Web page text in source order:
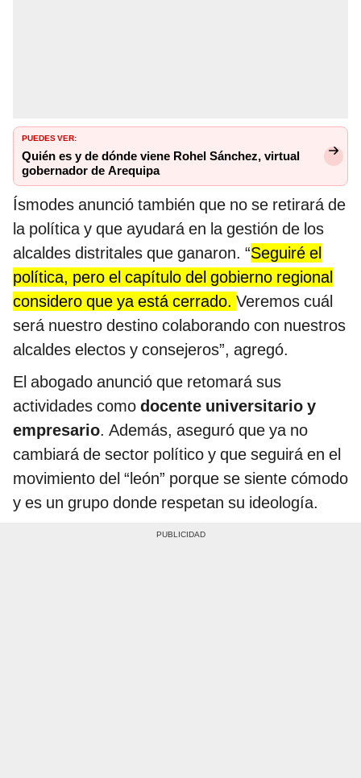
PUEDES VER:
Quién es y de dónde viene Rohel Sánchez, virtual
gobernador de Arequipa
Ísmodes anunció también que no se retirará de
la política y que ayudará en la gestión de los
alcaldes distritales que ganaron. “Seguiré el
política, pero el capítulo del gobierno regional
considero que ya está cerrado. Veremos cuál
será nuestro destino colaborando con nuestros
alcaldes electos y consejeros”, agregó.
El abogado anunció que retomará sus
actividades como docente universitario y
empresario. Además, aseguró que ya no
cambiará de sector político y que seguirá en el
movimiento del “león” porque se siente cómodo
y es un grupo donde respetan su ideología.